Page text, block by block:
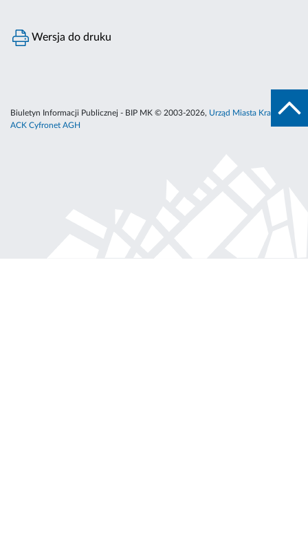
Wersja do druku
Biuletyn Informacji Publicznej - BIP MK © 2003-2026, Urząd Miasta Krakowa
ACK Cyfronet AGH